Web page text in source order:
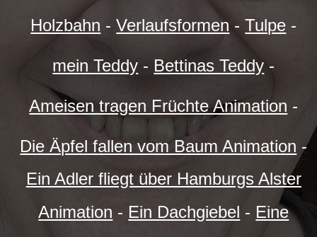
Holzbahn -Verlaufsformen -Tulpe -
mein Teddy - Bettinas Teddy -
Ameisen tragen Früchte Animation -
Die Äpfel fallen vom Baum Animation -
Ein Adler fliegt über Hamburgs Alster
Animation - Ein Dachgiebel - Eine